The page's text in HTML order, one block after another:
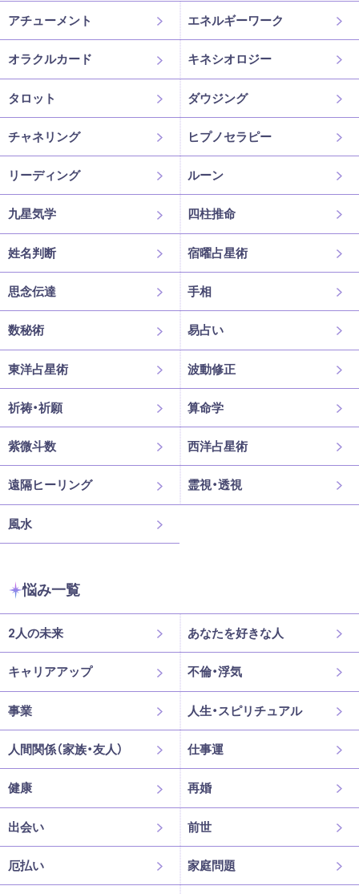
アチューメント エネルギーワーク
オラクルカード キネシオロジー
タロット ダウジング
チャネリング ヒプノセラピー
リーディング ルーン
九星気学 四柱推命
姓名判断 宿曜占星術
思念伝達 手相
数秘術 易占い
東洋占星術 波動修正
祈祷・祈願 算命学
紫微斗数 西洋占星術
遠隔ヒーリング 霊視・透視
風水
悩み一覧
2人の未来 あなたを好きな人
キャリアアップ 不倫・浮気
事業 人生・スピリチュアル
人間関係（家族・友人） 仕事運
健康 再婚
出会い 前世
厄払い 家庭問題